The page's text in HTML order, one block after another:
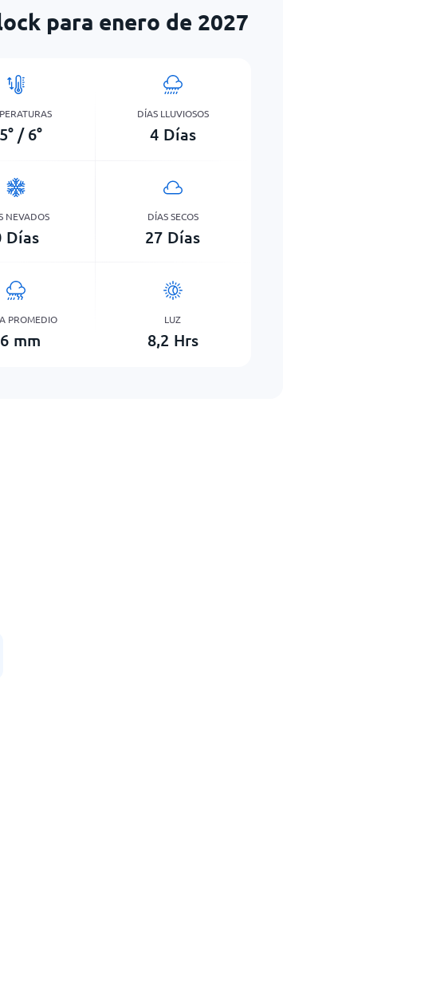
para enero de 2027
° / 6°
DÍAS LLUVIOSOS
4 Días
NEVADOS
Días
DÍAS SECOS
27 Días
PROMEDIO
mm
LUZ
8,2 Hrs